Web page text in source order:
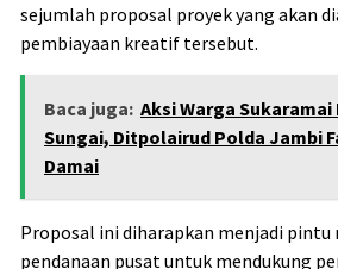
sejumlah proposal proyek yang akan
pembiayaan kreatif tersebut.
Baca juga: Aksi Warga
Sungai, Ditpolairud Polda Jambi
Damai
Proposal ini diharapkan menjadi pintu
pendanaan pusat untuk mendukung